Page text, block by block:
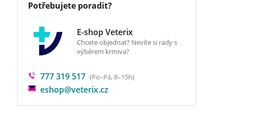
Potřebujete poradit?
E-shop Veterix
Chcete objednat? Nevíte si rady s
výběrem krmiva?
777 319 517 (Po–Pá, 8–15h)
eshop@veterix.cz